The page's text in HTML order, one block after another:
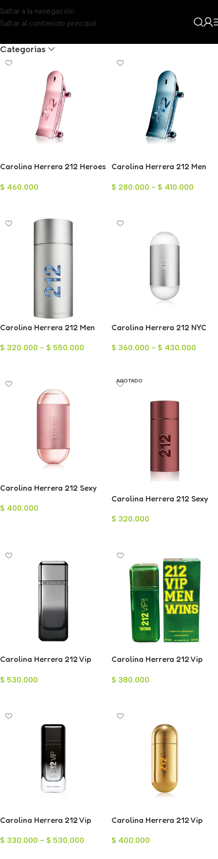
Saltar a la navegación
Saltar al contenido principal
Categorías
Carolina Herrera 212 Heroes
80ml
$ 460.000
Carolina Herrera 212 Men
Hombre 90ml
$ 280.000 - $ 410.000
Carolina Herrera 212 Men
$ 320.000 - $ 550.000
Carolina Herrera 212 NYC
100ml
$ 360.000 - $ 430.000
Carolina Herrera 212 Sexy
100ml
$ 400.000
AGOTADO
Carolina Herrera 212 Sexy
Hombre 100ml
$ 320.000
Carolina Herrera 212 Vip
100ml
$ 530.000
Carolina Herrera 212 Vip
Parfum para Hombre 100ml
$ 380.000
Carolina Herrera 212 Vip
$ 330.000 - $ 530.000
Carolina Herrera 212 Vip
80ml
$ 400.000